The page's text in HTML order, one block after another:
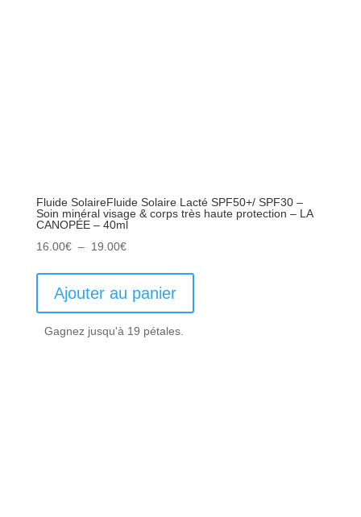
Fluide SolaireFluide Solaire Lacté SPF50+/ SPF30 –
Soin minéral visage & corps très haute protection – LA
CANOPÉE – 40ml
16.00€ – 19.00€Plage
prix :
à
Ajouter au panier
Gagnez jusqu'à 19 pétales.